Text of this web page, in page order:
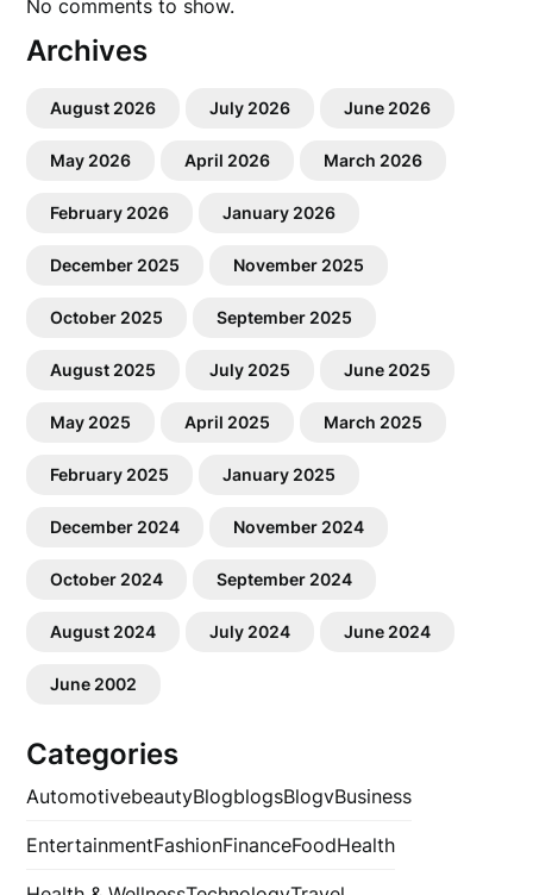
No comments to show.
Archives
August 2026 July 2026 June 2026
May 2026 April 2026 March 2026
February 2026 January 2026
December 2025 November 2025
October 2025 September 2025
August 2025 July 2025 June 2025
May 2025 April 2025 March 2025
February 2025 January 2025
December 2024 November 2024
October 2024 September 2024
August 2024 July 2024 June 2024
June 2002
Categories
AutomotivebeautyBlogblogsBlogvBusiness
EntertainmentFashionFinanceFoodHealth